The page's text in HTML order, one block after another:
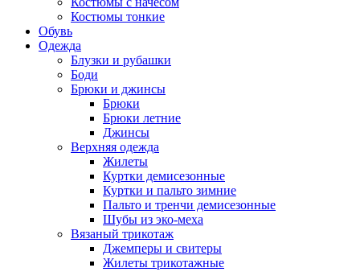
Костюмы тонкие
Обувь
Одежда
Блузки и рубашки
Боди
Брюки и джинсы
Брюки
Брюки летние
Джинсы
Верхняя одежда
Жилеты
Куртки демисезонные
Куртки и пальто зимние
Пальто и тренчи демисезонные
Шубы из эко-меха
Вязаный трикотаж
Джемперы и свитеры
Жилеты трикотажные